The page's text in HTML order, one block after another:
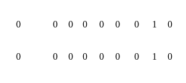
0 0 0 0 0 0 0 1 0
0 0 0 0 0 0 0 1 0